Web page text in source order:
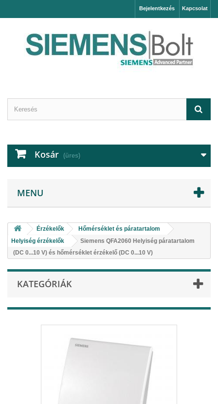
Kapcsolat
Bejelentkezés
Kosár (üres)
MENU
Érzékelők
Hőmérséklet és páratartalom
Helyiség érzékelők
Siemens QFA2060 Helyiség páratartalom
(DC 0...10 V) és hőmérséklet érzékelő (DC 0...10 V)
KATEGÓRIÁK